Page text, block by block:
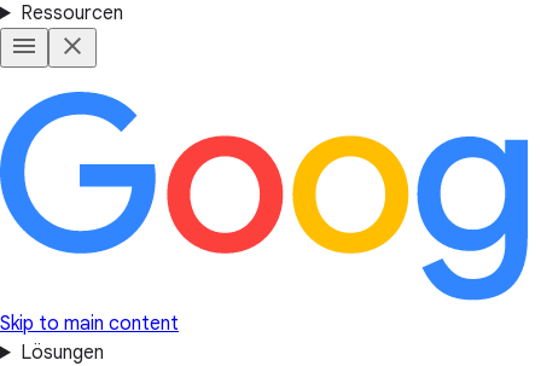
Ressourcen
Skip to main content
Lösungen